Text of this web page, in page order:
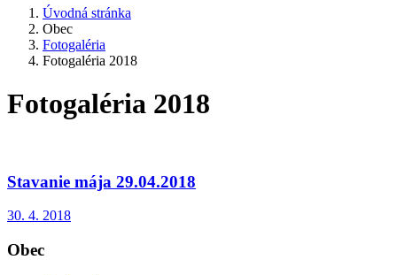
Úvodná stránka
Obec
Fotogaléria
Fotogaléria 2018
Fotogaléria 2018
Stavanie mája 29.04.2018
30. 4. 2018
Obec